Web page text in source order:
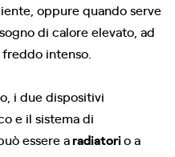
oppure quando serve
di calore elevato, ad
intenso.
i due dispositivi
e il sistema di
essere aradiatorio a